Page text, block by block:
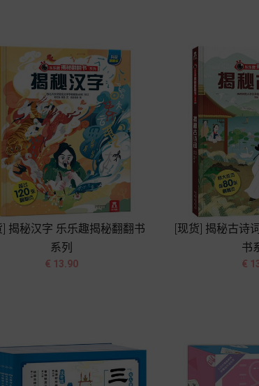
] 揭秘汉字 乐乐趣揭秘翻翻书
系列
价
€ 13.90

[现货] 揭秘古诗
书
价
€